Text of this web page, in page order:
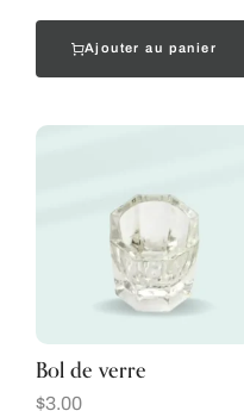
Ajouter au panier
Bol de verre
$3.00